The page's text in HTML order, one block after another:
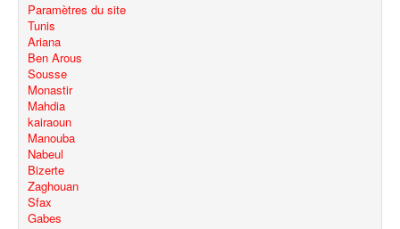
Paramètres du site
Tunis
Ariana
Ben Arous
Sousse
Monastir
Mahdia
kairaoun
Manouba
Nabeul
Bizerte
Zaghouan
Sfax
Gabes